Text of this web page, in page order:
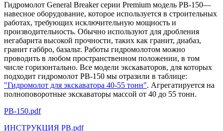
Гидромолот General Breaker серии Premium модель РВ-150—
навесное оборудование, которое используется в строительных
работах, требующих исключительную мощность и
производительность. Обычно используют для дробления
негабарита высокой прочности, таких как гранит, диабаз,
гранит габбро, базальт. Работы гидромолотом можно
проводить в любом пространственном положении, в том
числе горизонтально. Все модели экскаваторов, для которых
подходит гидромолот РВ-150 мы отразили в таблице:
"Гидромолот для экскаватора 40-55 тонн". Агрегатируется на
полноповоротные экскаваторы массой от 40 до 55 тонн.
PB-150.pdf
ИНСТРУКЦИЯ РВ.pdf